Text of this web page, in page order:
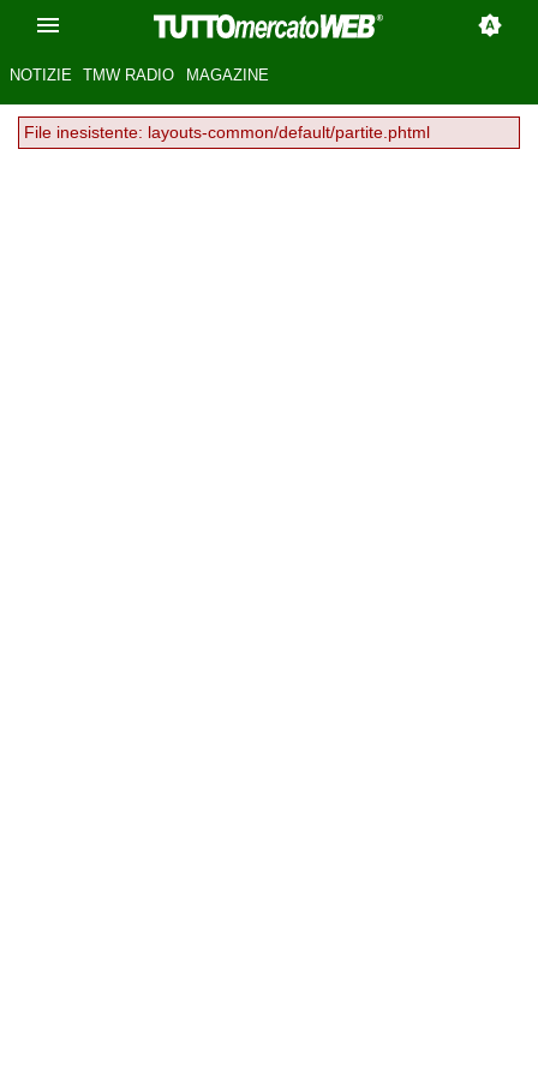
NOTIZIE TMW RADIO MAGAZINE
File inesistente: layouts-common/default/partite.phtml